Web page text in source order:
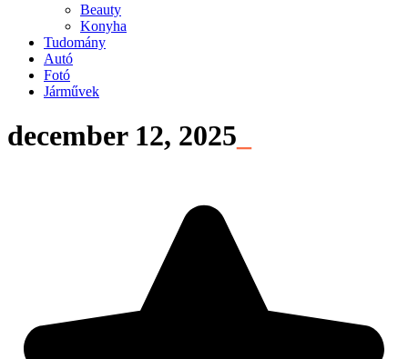
Beauty
Konyha
Tudomány
Autó
Fotó
Járművek
december 12, 2025